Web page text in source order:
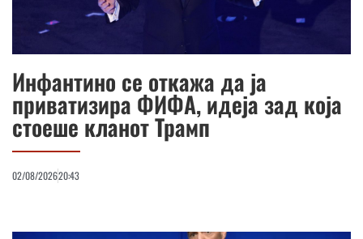
Инфантино се откажа да ја
приватизира ФИФА, идеја зад која
стоеше кланот Трамп
02/08/202620:43